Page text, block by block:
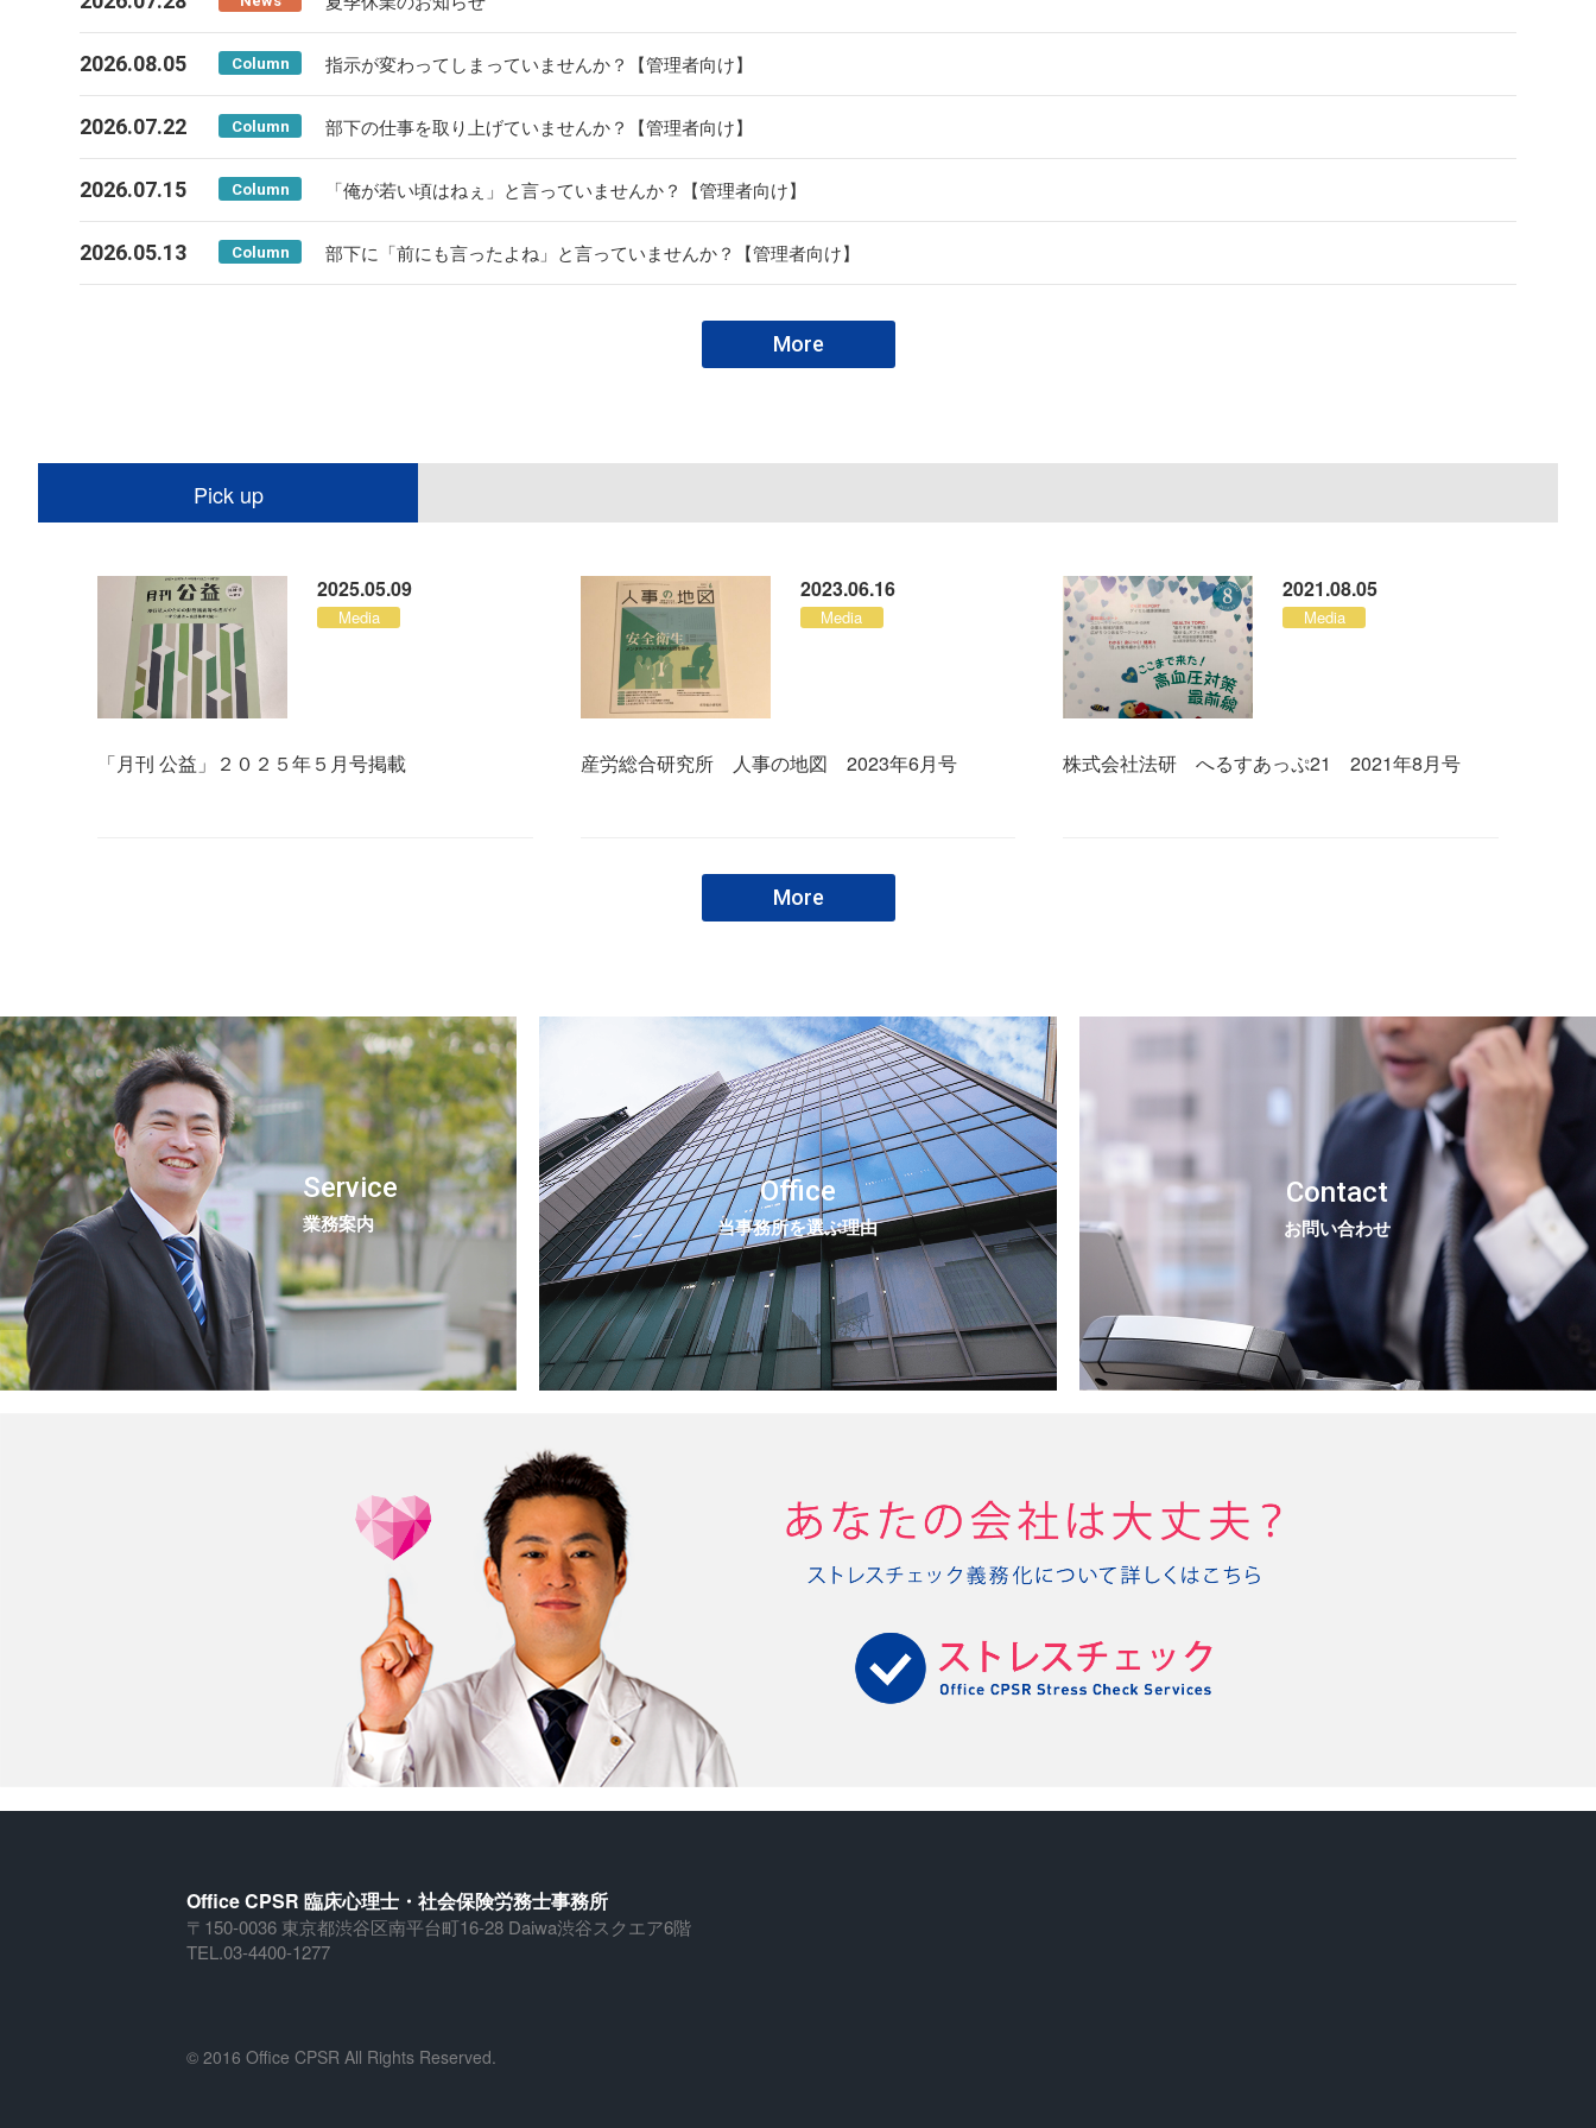
2026.08.05 Column 指示が変わってしまっていませんか？【管理者向け】
2026.07.22 Column 部下の仕事を取り上げていませんか？【管理者向け】
2026.07.15 Column 「俺が若い頃はねぇ」と言っていませんか？【管理者向け】
2026.05.13 Column 部下に「前にも言ったよね」と言っていませんか？【管理者向け】
More
Pick up
2025.05.09
Media
「月刊 公益」２０２５年５月号掲載
2023.06.16
Media
産労総合研究所 人事の地図 2023年6月号
2021.08.05
Media
株式会社法研 へるすあっぷ21 2021年8月号
More
Service
業務案内
Office
当事務所を選ぶ理由
Contact
お問い合わせ
Office CPSR 臨床心理士・社会保険労務士事務所
〒150-0036 東京都渋谷区南平台町16-28 Daiwa渋谷スクエア6階
TEL.03-4400-1277
© 2016 Office CPSR All Rights Reserved.